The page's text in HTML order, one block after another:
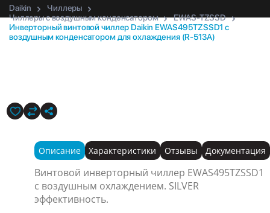
Daikin
Чиллеры
Чиллеры с воздушным конденсатором
EWAS-TZSSD
Инверторный винтовой чиллер Daikin EWAS495TZSSD1 с
воздушным конденсатором для охлаждения (R-513A)
Описание Характеристики Отзывы Документация
Винтовой инверторный чиллер EWAS495TZSSD1
с воздушным охлаждением. SILVER
эффективность.